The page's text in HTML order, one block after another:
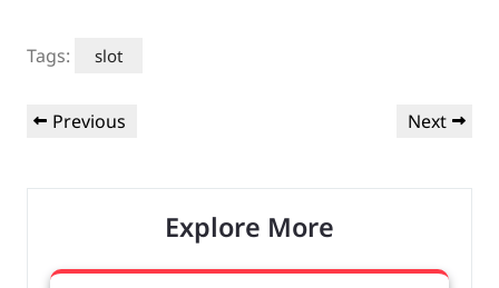
Tags: slot
Post
Previous
Previous
Next
Next
Explore More